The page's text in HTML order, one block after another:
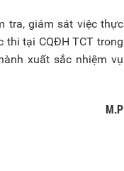
tra, giám sát việc thực
thi tại CQĐH TCT trong
xuất sắc nhiệm vụ
M.P